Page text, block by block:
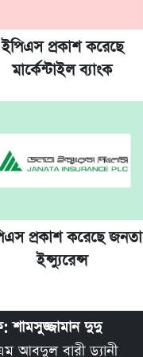
ইপিএস প্রকাশ করেছে
মার্কেন্টাইল ব্যাংক
প্রকাশ করেছে জনতা
ইন্স্যুরেন্স
শামসুজ্জামান দুদু
আবদুল বারী ড্যানী